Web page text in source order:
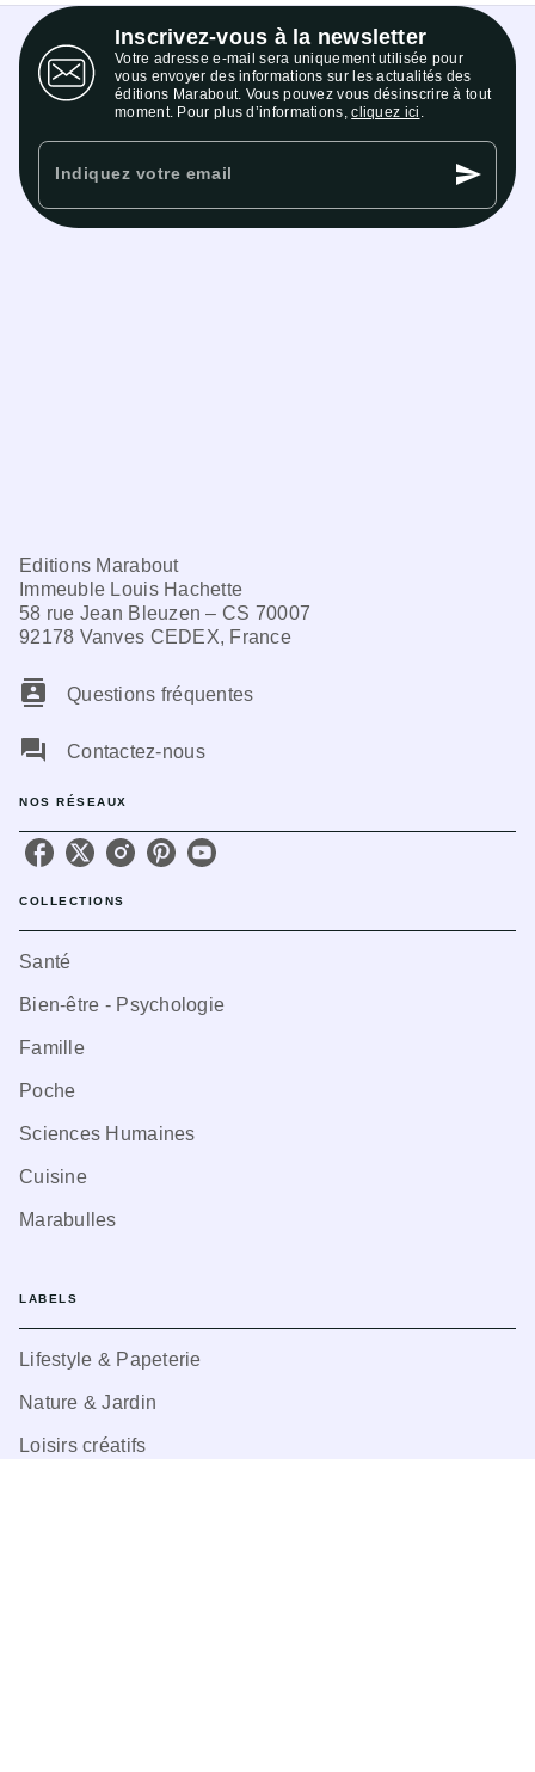
Inscrivez-vous à la newsletter
Votre adresse e-mail sera uniquement utilisée pour
vous envoyer des informations sur les actualités des
éditions Marabout. Vous pouvez vous désinscrire à tout
moment. Pour plus d’informations,cliquez ici
Indiquez votre email send
Editions Marabout
Immeuble Louis Hachette
58 rue Jean Bleuzen – CS 70007
92178 Vanves CEDEX, France
contacts Questions fréquentes
question_answer Contactez-nous
NOS RÉSEAUX
COLLECTIONS
Santé
Bien-être - Psychologie
Famille
Poche
Sciences Humaines
Cuisine
Marabulles
LABELS
Lifestyle & Papeterie
Nature & Jardin
Loisirs créatifs